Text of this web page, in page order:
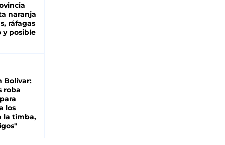
naranja
ráfagas
y posible
Bolívar:
roba
los
la timba,